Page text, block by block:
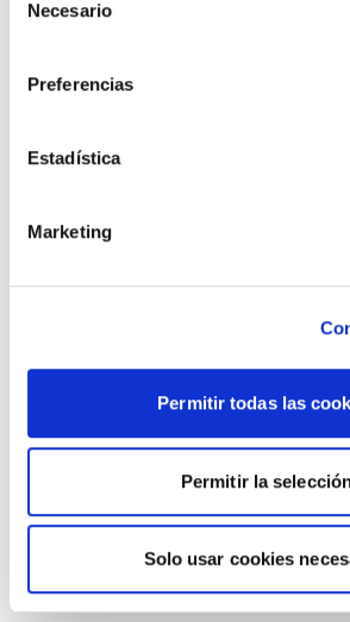
Necesario
Preferencias
Estadística
Marketing
Permitir todas las
Permitir la
Solo usar cookies